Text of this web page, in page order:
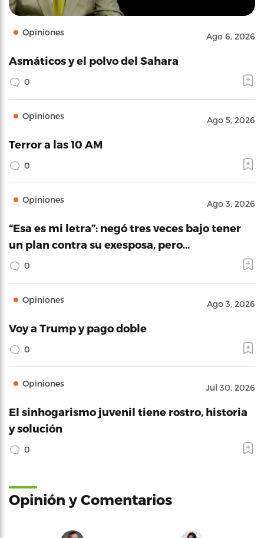
Opiniones Ago 6, 2026
Asmáticos y el polvo del Sahara
0
Opiniones Ago 5, 2026
Terror a las 10 AM
0
Opiniones Ago 3, 2026
“Esa es mi letra”: negó tres veces bajo tener
un plan contra su exesposa, pero…
0
Opiniones Ago 3, 2026
Voy a Trump y pago doble
0
Opiniones Jul 30, 2026
El sinhogarismo juvenil tiene rostro, historia
y solución
0
Opinión y Comentarios